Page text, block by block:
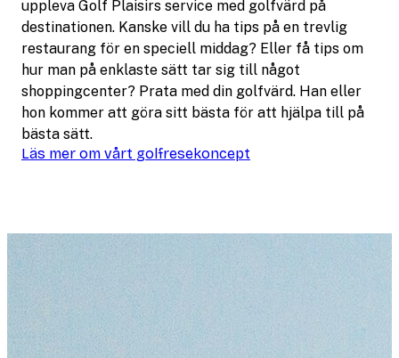
uppleva Golf Plaisirs service med golfvärd på
destinationen. Kanske vill du ha tips på en trevlig
restaurang för en speciell middag? Eller få tips om
hur man på enklaste sätt tar sig till något
shoppingcenter? Prata med din golfvärd. Han eller
hon kommer att göra sitt bästa för att hjälpa till på
bästa sätt.
Läs mer om vårt golfresekoncept